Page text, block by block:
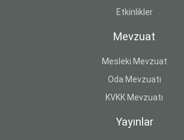
Etkinlikler
Mevzuat
Mesleki Mevzuat
Oda Mevzuatı
KVKK Mevzuatı
Yayınlar